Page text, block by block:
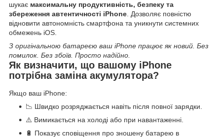
шукає максимальну продуктивність, безпеку та
збереження автентичності iPhone. Дозволяє повністю
відновити автономність смартфона та уникнути системних
обмежень iOS.
З оригінальною батареєю ваш iPhone працює як новий. Без
помилок. Без збоїв. Просто надійно.
Як визначити, що вашому iPhone
потрібна заміна акумулятора?
Якщо ваш iPhone:
📉 Швидко розряджається навіть після повної зарядки.
⚠️ Вимикається на холоді або при навантаженні.
🔋 Показує сповіщення про зношену батарею в